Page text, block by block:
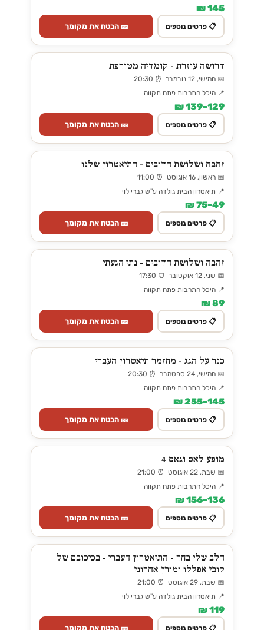
145 ₪
📋 פרטים נוספים 🎫 הבטח את מקומך
דרושה עוזרת - קומדיה מטורפת
📅 חמישי, 12 נובמבר ⏰ 20:30
📍 היכל התרבות פתח תקווה
129–139 ₪
📋 פרטים נוספים 🎫 הבטח את מקומך
זהבה ושלושת הדובים - התיאטרון שלנו
📅 ראשון, 16 אוגוסט ⏰ 11:00
📍 תיאטרון הבית גולדה ע"ש גברי לוי
49–75 ₪
📋 פרטים נוספים 🎫 הבטח את מקומך
זהבה ושלושת הדובים - נתי הגעתי
📅 שני, 12 אוקטובר ⏰ 17:30
📍 היכל התרבות פתח תקווה
89 ₪
📋 פרטים נוספים 🎫 הבטח את מקומך
כנר על הגג - מחזמר תיאטרון העברי
📅 חמישי, 24 ספטמבר ⏰ 20:30
📍 היכל התרבות פתח תקווה
145–255 ₪
📋 פרטים נוספים 🎫 הבטח את מקומך
מופע לאס וגאס 4
📅 שבת, 22 אוגוסט ⏰ 21:00
📍 היכל התרבות פתח תקווה
136–156 ₪
📋 פרטים נוספים 🎫 הבטח את מקומך
הלב שלי בחר - התיאטרון העברי - בכיכובם של
קובי אפללו ומורן אהרוני
📅 שבת, 29 אוגוסט ⏰ 21:00
📍 תיאטרון הבית גולדה ע"ש גברי לוי
119 ₪
📋 פרטים נוספים 🎫 הבטח את מקומך